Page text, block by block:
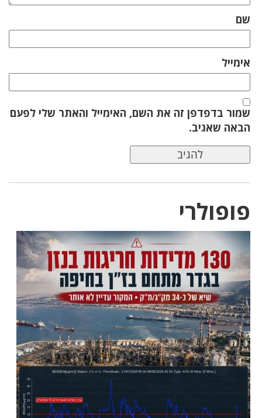
שם
אימייל
שמור בדפדפן זה את השם, האימייל והאתר שלי לפעם
הבאה שאגיב.
פופולרי